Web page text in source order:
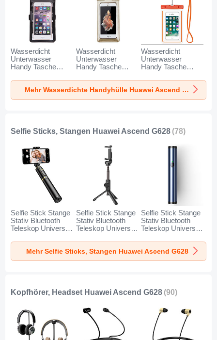
Wasserdicht
Unterwasser
Handy Tasche
Huawei Ascend
G628 Schwarz
Wasserdicht
Unterwasser
Handy Tasche
Huawei Ascend
G628 Gold
Wasserdicht
Unterwasser
Handy Tasche
Huawei Ascend
G628 OrangeMehr Wasserdichte Handyhülle Huawei Ascend G628
Selfie Sticks, Stangen Huawei Ascend G628 (78)
Selfie Stick Stange
Stativ Bluetooth
Teleskop Universal
Ascend G628 Gold
und Schwarz
Selfie Stick Stange
Stativ Bluetooth
Teleskop Universal
Ascend G628
Schwarz
Selfie Stick Stange
Stativ Bluetooth
Teleskop Universal
Ascend G628 Blau
Mehr Selfie Sticks, Stangen Huawei Ascend G628
Kopfhörer, Headset Huawei Ascend G628 (90)